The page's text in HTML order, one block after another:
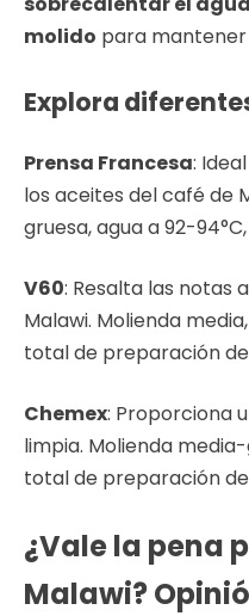
molido para
Explora
Prensa Francesa:
los aceites del café de
gruesa, agua a 92-
V60: Resalta las notas
Malawi. Molienda
total de preparación
Chemex: Proporciona
limpia. Molienda
total de preparación
¿Vale la pena
Malawi?